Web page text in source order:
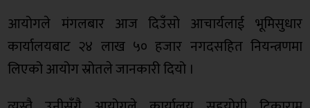
आयोगले मंगलबार आज दिउँसो आचार्यलाई भूमिसुधार
कार्यालयबाट २४ लाख ५० हजार नगदसहित नियन्त्रणमा
लिएको आयोग स्रोतले जानकारी दियो ।